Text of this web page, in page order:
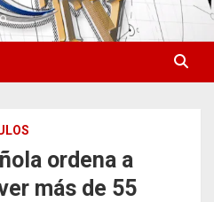
ordena a
más de 55